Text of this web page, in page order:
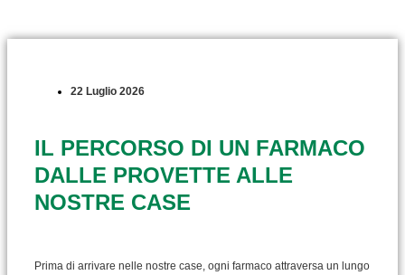
22 Luglio 2026
IL PERCORSO DI UN FARMACO
DALLE PROVETTE ALLE
NOSTRE CASE
Prima di arrivare nelle nostre case, ogni farmaco attraversa un lungo